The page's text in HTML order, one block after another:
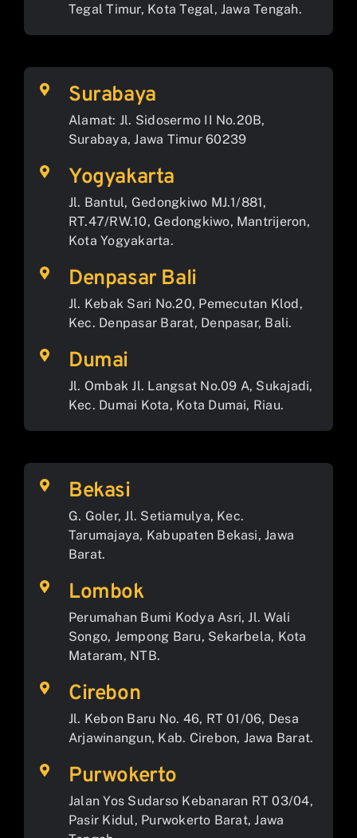
Tegal Timur, Kota Tegal, Jawa Tengah.
Surabaya
Alamat: Jl. Sidosermo II No.20B,
Surabaya, Jawa Timur 60239
Yogyakarta
Jl. Bantul, Gedongkiwo MJ.1/881,
RT.47/RW.10, Gedongkiwo, Mantrijeron,
Kota Yogyakarta.
Denpasar Bali
Jl. Kebak Sari No.20, Pemecutan Klod,
Kec. Denpasar Barat, Denpasar, Bali.
Dumai
Jl. Ombak Jl. Langsat No.09 A, Sukajadi,
Kec. Dumai Kota, Kota Dumai, Riau.
Bekasi
G. Goler, Jl. Setiamulya, Kec.
Tarumajaya, Kabupaten Bekasi, Jawa
Barat.
Lombok
Perumahan Bumi Kodya Asri, Jl. Wali
Songo, Jempong Baru, Sekarbela, Kota
Mataram, NTB.
Cirebon
Jl. Kebon Baru No. 46, RT 01/06, Desa
Arjawinangun, Kab. Cirebon, Jawa Barat.
Purwokerto
Jalan Yos Sudarso Kebanaran RT 03/04,
Pasir Kidul, Purwokerto Barat, Jawa